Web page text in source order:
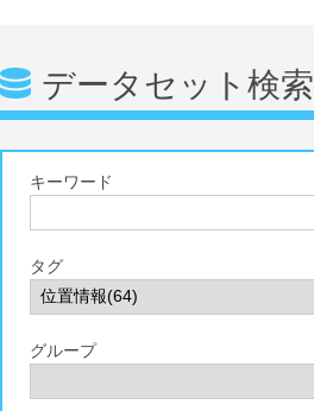
データセット検索
キーワード
タグ
グループ